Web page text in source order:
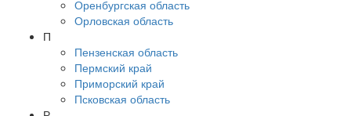
Оренбургская область
Орловская область
П
Пензенская область
Пермский край
Приморский край
Псковская область